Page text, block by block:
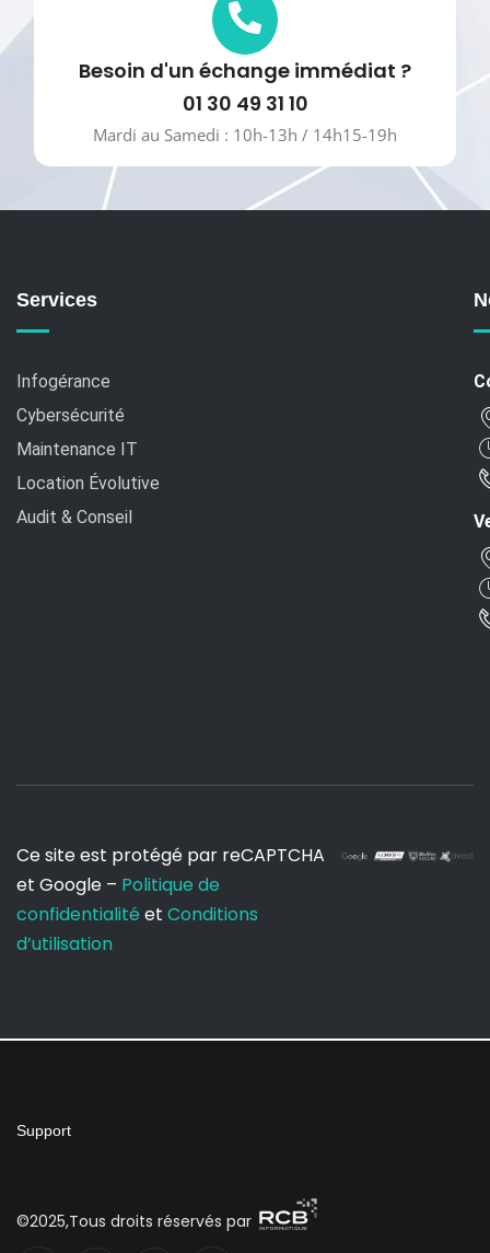
Besoin d'un échange immédiat ?
01 30 49 31 10
Mardi au Samedi : 10h-13h / 14h15-19h
Services
Infogérance
Cybersécurité
Maintenance IT
Location Évolutive
Audit & Conseil
Ce site est protégé par reCAPTCHA
et Google – Politique de
confidentialité et Conditions
d’utilisation
Support
©2025,Tous droits réservés par